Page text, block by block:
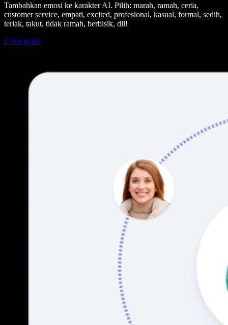
Tambahkan emosi ke karakter AI. Pilih: marah, ramah, ceria,
customer service, empati, excited, profesional, kasual, formal, sedih,
teriak, takut, tidak ramah, berbisik, dll!
Coba gratis